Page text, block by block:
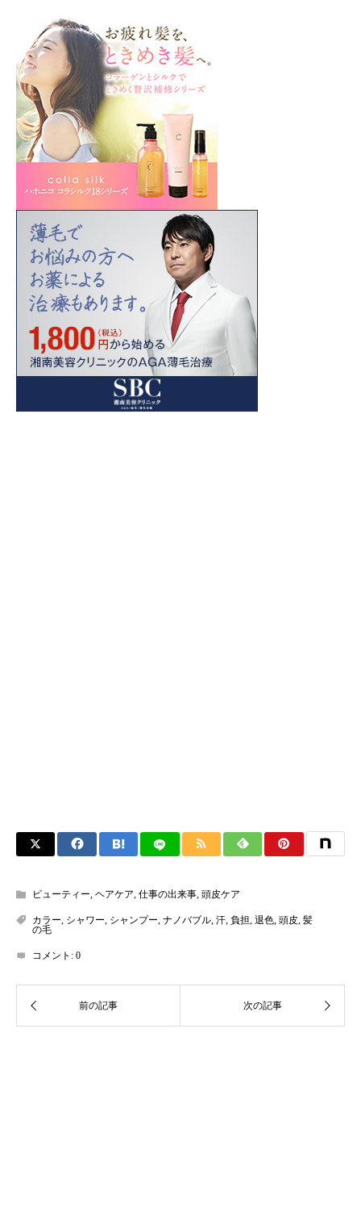
ビューティー, ヘアケア, 仕事の出来事, 頭皮ケア
カラー, シャワー, シャンプー, ナノバブル, 汗, 負担, 退色, 頭皮, 髪
の毛
コメント: 0